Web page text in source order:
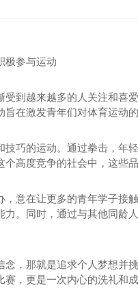
极参与运动
到越来越多的人关注和喜
在激发青年们对体育运动
巧的运动。通过拳击，年
高度竞争的社会中，这些
意在让更多的青年学子接
。同时，通过与其他同龄
，那就是追求个人梦想并
，更是一次内心的洗礼和成